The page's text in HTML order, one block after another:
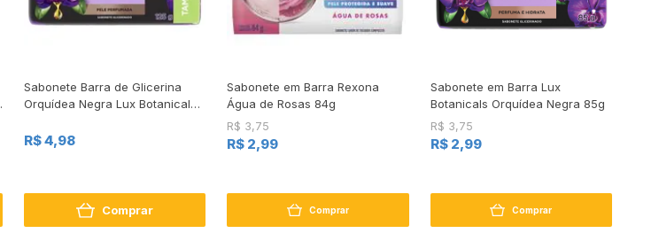
Sabonete Barra de Glicerina
Orquídea Negra Lux Botanicals
R$ 4,98
Comprar
Sabonete em Barra Rexona
Água de Rosas 84g
R$ 3,75
R$ 2,99
Comprar
Sabonete em Barra Lux
Botanicals Orquídea Negra 85g
R$ 3,75
R$ 2,99
Comprar